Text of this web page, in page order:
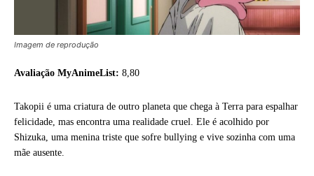
Imagem de reprodução
Avaliação MyAnimeList: 8,80
Takopii é uma criatura de outro planeta que chega à Terra para espalhar
felicidade, mas encontra uma realidade cruel. Ele é acolhido por
Shizuka, uma menina triste que sofre bullying e vive sozinha com uma
mãe ausente.